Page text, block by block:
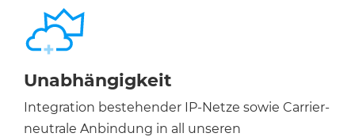
Unabhängigkeit
Integration bestehender IP-Netze sowie Carrier-
neutrale Anbindung in all unseren